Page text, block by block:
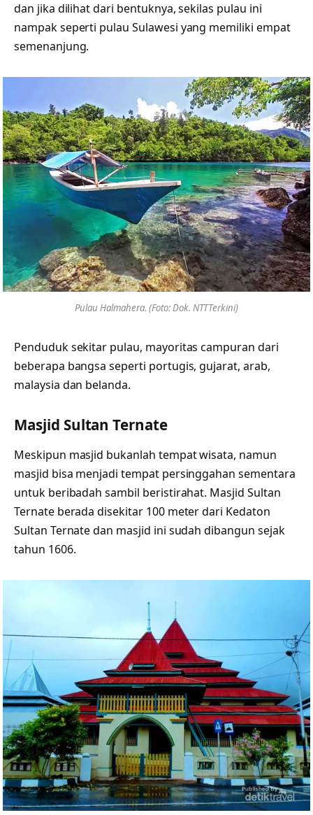
dan jika dilihat dari bentuknya, sekilas pulau ini
nampak seperti pulau Sulawesi yang memiliki empat
semenanjung.
Pulau Halmahera. (Foto: Dok. NTTTerkini)
Penduduk sekitar pulau, mayoritas campuran dari
beberapa bangsa seperti portugis, gujarat, arab,
malaysia dan belanda.
Masjid Sultan Ternate
Meskipun masjid bukanlah tempat wisata, namun
masjid bisa menjadi tempat persinggahan sementara
untuk beribadah sambil beristirahat. Masjid Sultan
Ternate berada disekitar 100 meter dari Kedaton
Sultan Ternate dan masjid ini sudah dibangun sejak
tahun 1606.